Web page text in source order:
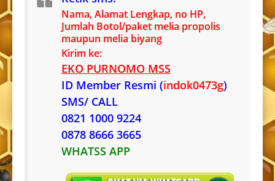
Nama, Alamat Lengkap, no HP,
Jumlah Botol/paket melia propolis
maupun melia biyang
Kirim ke:
EKO PURNOMO MSS
ID Member Resmi (indok0473g)
SMS/ CALL
0821 1000 9224
0878 8666 3665
WHATSS APP